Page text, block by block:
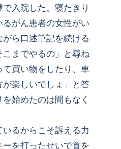
入院した。寝たきり
がん患者の女性がい
ら口述筆記を続ける
までやるの」と尋ね
買い物をしたり、車
楽しいでしょ」と答
始めたのは間もなく
るからこそ訴える力
を打ったせいで首を